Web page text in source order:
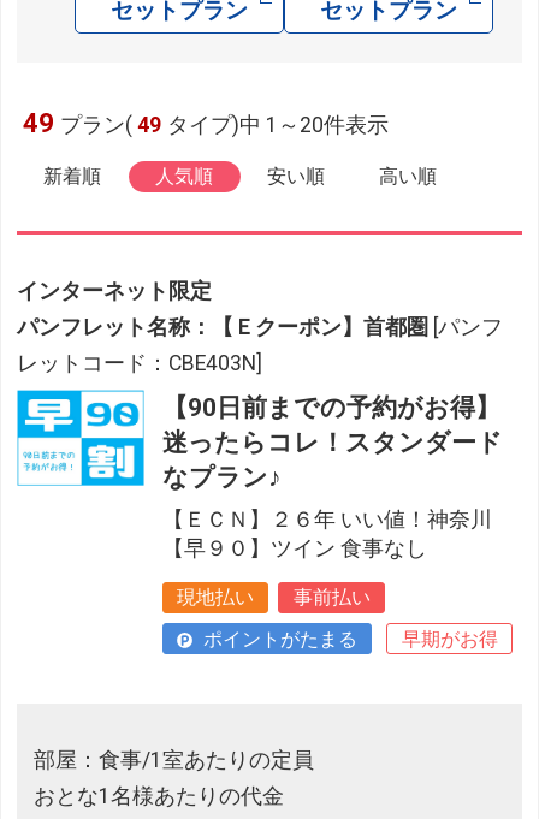
セットプラン
セットプラン
49 プラン( 49 タイプ)中 1～20件表示
新着順 人気順 安い順 高い順
インターネット限定
パンフレット名称：【Ｅクーポン】首都圏 [パンフ
レットコード：CBE403N]
【90日前までの予約がお得】
迷ったらコレ！スタンダード
なプラン♪
【ＥＣＮ】２６年 いい値！神奈川
【早９０】ツイン 食事なし
現地払い
事前払い
ポイントがたまる
早期がお得
部屋：食事/1室あたりの定員
おとな1名様あたりの代金